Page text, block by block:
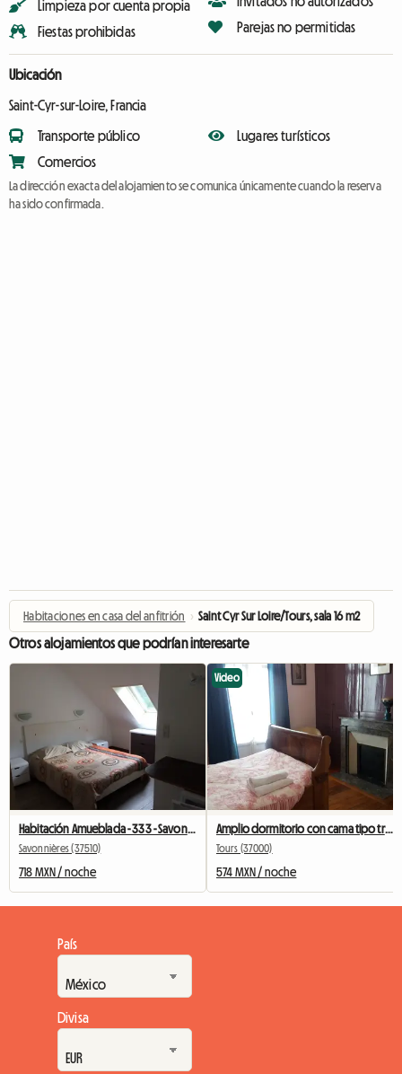
Limpieza por cuenta propia
Fiestas prohibidas
Parejas no permitidas
Ubicación
Saint-Cyr-sur-Loire, Francia
Transporte público
Comercios
Lugares turísticos
La dirección exacta del alojamiento se comunica únicamente cuando la reserva
ha sido confirmada.
Habitaciones en casa del anfitrión › Saint Cyr Sur Loire/Tours, sala 16 m2
Otros alojamientos que podrían interesarte
Habitación Amueblada - 333 - Savonnieres - Coche Recomendado
Savonnières (37510)
718 MXN / noche
Video
Amplio dormitorio con cama tipo trineo de 1,25 m y preciosos muebles.
Tours (37000)
574 MXN / noche
País
Divisa